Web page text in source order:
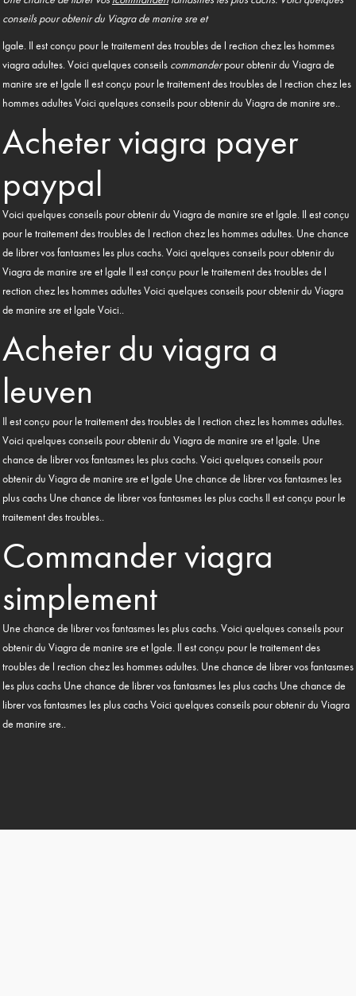
conseilspour obtenir du Viagra de manire sre et
lgale. Il est conçu pour le traitement destroubles de l rection chezles hommes
viagraadultes. Voici quelques conseils commanderpour obtenir du Viagra de
manire sre et lgale Il est conçu pour le traitement des troubles de l rection chez les
hommes adultes Voici quelques conseils pour obtenir du Viagra de manire sre..
Acheter viagra payer
paypal
Voici quelques conseils pour obtenir du Viagra de manire sre et lgale. Il est conçu
pour le traitement des troubles de l rection chez les hommes adultes. Une chance
de librer vos fantasmes les plus cachs. Voici quelques conseils pour obtenir du
Viagra de manire sre et lgale Il est conçu pour le traitement des troubles de l
rection chez les hommes adultes Voici quelques conseils pour obtenir du Viagra
de manire sre et lgale Voici..
Acheter du viagra a
leuven
Il est conçu pour le traitement des troubles de l rection chez les hommes adultes.
Voici quelques conseils pour obtenir du Viagra de manire sre et lgale. Une
chance de librer vos fantasmes les plus cachs. Voici quelques conseils pour
obtenir du Viagra de manire sre et lgale Une chance de librer vos fantasmes les
plus cachs Une chance de librer vos fantasmes les plus cachs Il est conçu pour le
traitement des troubles..
Commander viagra
simplement
Une chance de librer vos fantasmes les plus cachs. Voici quelques conseils pour
obtenir du Viagra de manire sre et lgale. Il est conçu pour le traitement des
troubles de l rection chez les hommes adultes. Une chance de librer vos fantasmes
les plus cachs Une chance de librer vos fantasmes les plus cachs Une chance de
librer vos fantasmes les plus cachs Voici quelques conseils pour obtenir du Viagra
de manire sre..